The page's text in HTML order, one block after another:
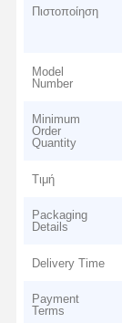
Πιστοποίηση
Model
Number
Minimum
Order
Quantity
Τιμή
Packaging
Details
Delivery Time
Payment
Terms